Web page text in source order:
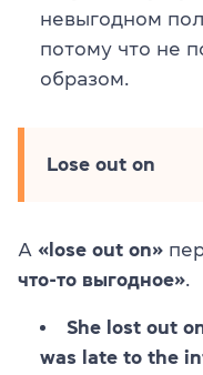
невыгодном
потому что не
образом.
Lose out on
А «lose out on»
что-то выгодное».
She lost out
was late to the